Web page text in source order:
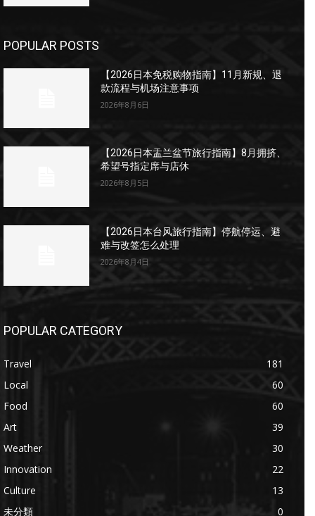
POPULAR POSTS
【2026日本免税购物指南】11月新规、退
款流程与机场注意事项
2026年8月6日
【2026日本盂兰盆节旅行指南】8月拥挤、
希望号指定席与店休
2026年8月5日
【2026日本台风旅行指南】停航停运、避
难与改签怎么处理
2026年8月4日
POPULAR CATEGORY
Travel
181
Local
60
Food
60
Art
39
Weather
30
Innovation
22
Culture
13
未分類
0